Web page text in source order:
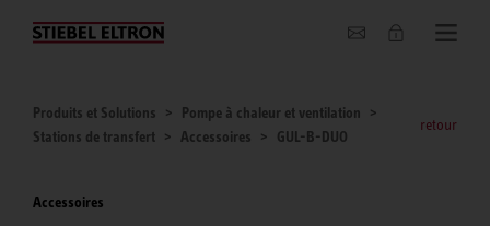
Entreprise
Produits et Solutions
Pompe à chaleur et ventilation
Stations de transfert
Accessoires GUL-B-DUO
retour
Accessoires